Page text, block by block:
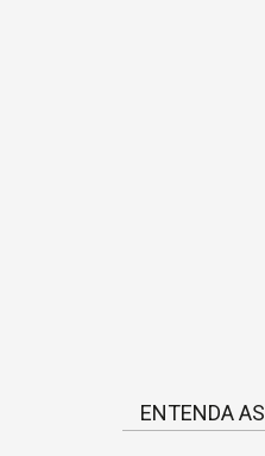
ENTENDA